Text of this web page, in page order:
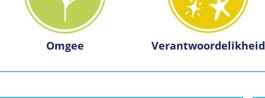
Omgee Verantwoordelikheid